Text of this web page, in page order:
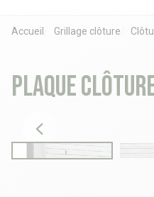
Accueil Grillage clôture
Plaque clôture